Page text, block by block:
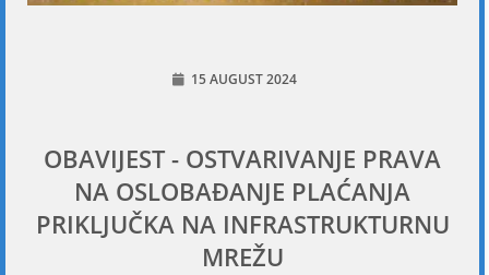
15 AUGUST 2024
OBAVIJEST - OSTVARIVANJE PRAVA
NA OSLOBAĐANJE PLAĆANJA
PRIKLJUČKA NA INFRASTRUKTURNU
MREŽU